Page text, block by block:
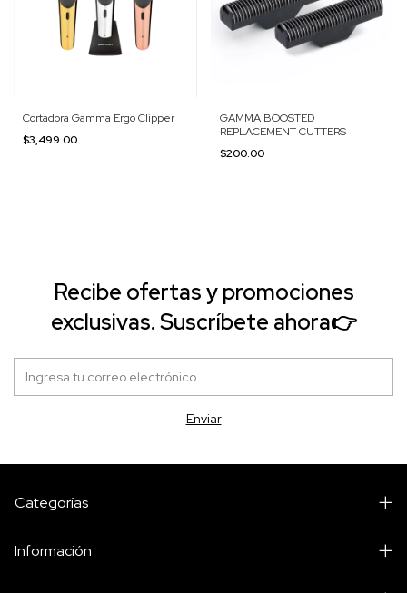
Cortadora Gamma Ergo Clipper
$3,499.00
GAMMA BOOSTED
REPLACEMENT CUTTERS
$200.00
Recibe ofertas y promociones
exclusivas. Suscríbete ahora👉
Categorías
Información